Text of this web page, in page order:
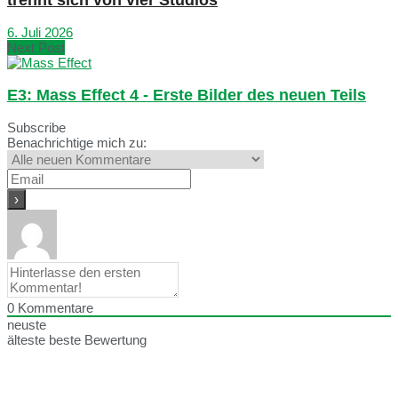
6. Juli 2026
Next Post
E3: Mass Effect 4 - Erste Bilder des neuen Teils
Subscribe
Benachrichtige mich zu:
0 Kommentare
neuste
älteste beste Bewertung